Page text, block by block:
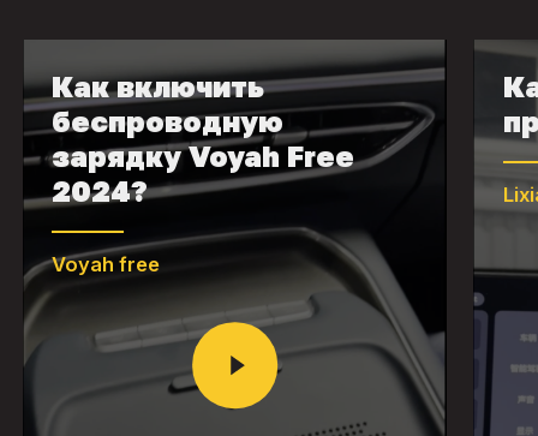
Как включить
беспроводную
зарядку Voyah Free
2024?
Voyah free